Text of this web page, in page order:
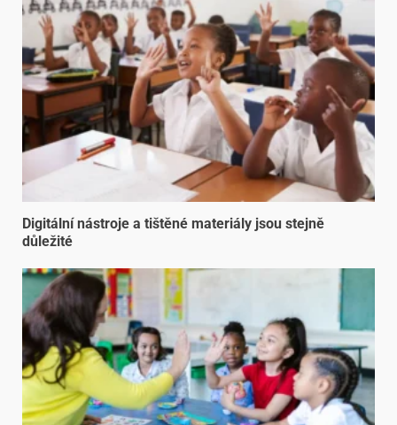
Digitální nástroje a tištěné materiály jsou stejně
důležité